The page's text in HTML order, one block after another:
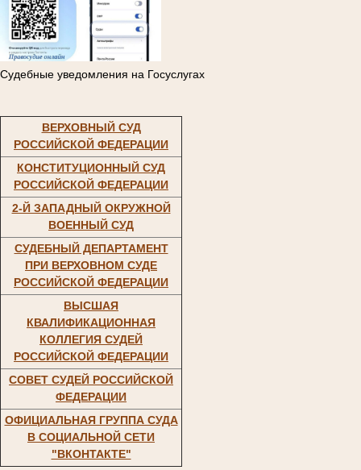
Судебные уведомления на Госуслугах
ВЕРХОВНЫЙ СУД
РОССИЙСКОЙ ФЕДЕРАЦИИ
КОНСТИТУЦИОННЫЙ СУД
РОССИЙСКОЙ ФЕДЕРАЦИИ
2-Й ЗАПАДНЫЙ ОКРУЖНОЙ
ВОЕННЫЙ СУД
СУДЕБНЫЙ ДЕПАРТАМЕНТ
ПРИ ВЕРХОВНОМ СУДЕ
РОССИЙСКОЙ ФЕДЕРАЦИИ
ВЫСШАЯ
КВАЛИФИКАЦИОННАЯ
КОЛЛЕГИЯ СУДЕЙ
РОССИЙСКОЙ ФЕДЕРАЦИИ
СОВЕТ СУДЕЙ РОССИЙСКОЙ
ФЕДЕРАЦИИ
ОФИЦИАЛЬНАЯ ГРУППА СУДА
В СОЦИАЛЬНОЙ СЕТИ
"ВКОНТАКТЕ"